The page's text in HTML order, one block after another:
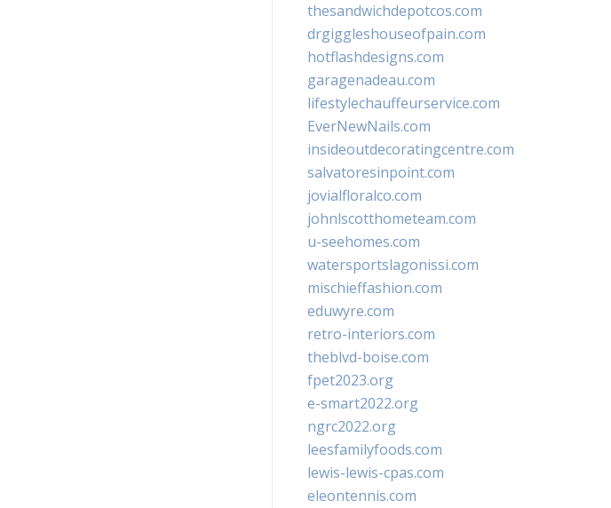
thesandwichdepotcos.com
drgiggleshouseofpain.com
hotflashdesigns.com
garagenadeau.com
lifestylechauffeurservice.com
EverNewNails.com
insideoutdecoratingcentre.com
salvatoresinpoint.com
jovialfloralco.com
johnlscotthometeam.com
u-seehomes.com
watersportslagonissi.com
mischieffashion.com
eduwyre.com
retro-interiors.com
theblvd-boise.com
fpet2023.org
e-smart2022.org
ngrc2022.org
leesfamilyfoods.com
lewis-lewis-cpas.com
eleontennis.com